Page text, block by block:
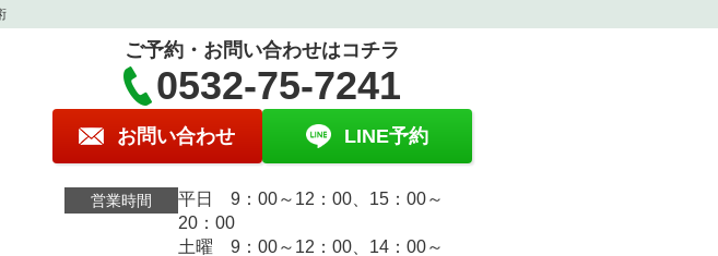
ご予約・お問い合わせはコチラ
0532-75-7241
お問い合わせ LINE予約
営業時間
平日 9：00～12：00、15：00～
20：00
土曜 9：00～12：00、14：00～